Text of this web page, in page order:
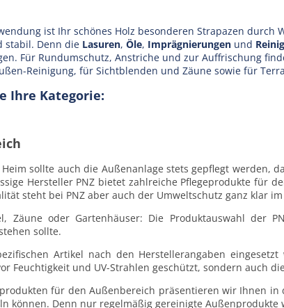
ist Ihr schönes Holz besonderen Strapazen
stabil. Denn die Lasuren, Öle, Imprägnierungen und
Für Rundumschutz, Anstriche und zur Auffrischung
Reinigung, für Sichtblenden und Zäune sowie für
Ihre Kategorie:
sollte auch die Außenanlage stets gepflegt
Hersteller PNZ bietet zahlreiche Pflegeprodukte für
steht bei PNZ aber auch der Umweltschutz ganz klar
Zäune oder Gartenhäuser: Die Produktauswahl
sollte.
Artikel nach den Herstellerangaben
Feuchtigkeit und UV-Strahlen geschützt, sondern auch
für den Außenbereich präsentieren wir Ihnen
können. Denn nur regelmäßig gereinigte